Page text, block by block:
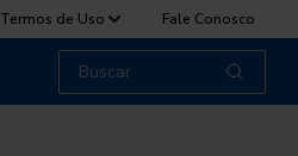
Termos de Uso Fale Conosco